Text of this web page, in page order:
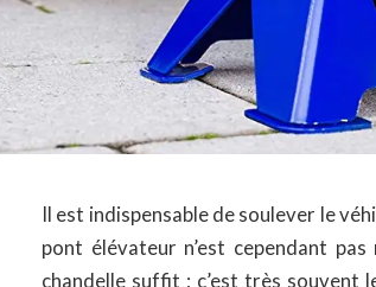
Il est indispensable de soulever le
pont élévateur n’est cependant
chandelle suffit ; c’est très souvent